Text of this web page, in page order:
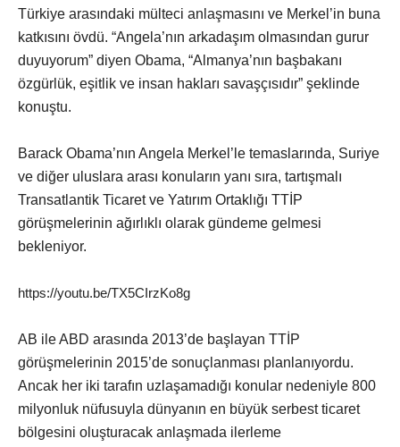
Türkiye arasındaki mülteci anlaşmasını ve Merkel’in buna
katkısını övdü. “Angela’nın arkadaşım olmasından gurur
duyuyorum” diyen Obama, “Almanya’nın başbakanı
özgürlük, eşitlik ve insan hakları savaşçısıdır” şeklinde
konuştu.
Barack Obama’nın Angela Merkel’le temaslarında, Suriye
ve diğer uluslara arası konuların yanı sıra, tartışmalı
Transatlantik Ticaret ve Yatırım Ortaklığı TTİP
görüşmelerinin ağırlıklı olarak gündeme gelmesi
bekleniyor.
https://youtu.be/TX5CIrzKo8g
AB ile ABD arasında 2013’de başlayan TTİP
görüşmelerinin 2015’de sonuçlanması planlanıyordu.
Ancak her iki tarafın uzlaşamadığı konular nedeniyle 800
milyonluk nüfusuyla dünyanın en büyük serbest ticaret
bölgesini oluşturacak anlaşmada ilerleme